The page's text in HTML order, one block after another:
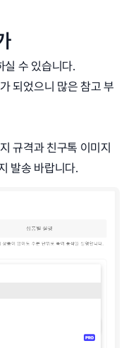
실 수 있습니다.
되었으니 많은 참고 부
규격과 친구톡 이미지
발송 바랍니다.